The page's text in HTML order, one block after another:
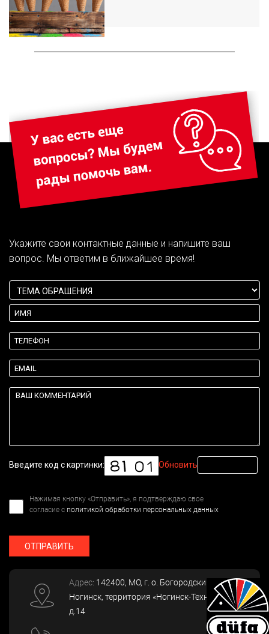
Укажите свои контактные данные и напишите ваш
вопрос. Мы ответим в ближайшее время!
Введите код с картинки: Обновить
Нажимая кнопку «Отправить», я подтверждаю свое
согласие с политикой обработки персональных данных
ОТПРАВИТЬ
Адрес: 142400, МО, г. о. Богородский, г.
Ногинск, территория «Ногинск-Технопарк»,
д.14